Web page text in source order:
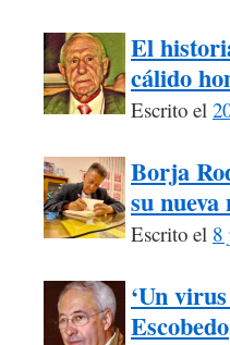
El
cálido
Escrito el
Borja
su nueva
Escrito el 8
‘Un
Escobedo